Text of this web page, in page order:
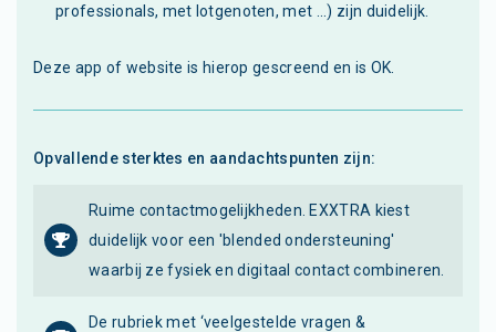
professionals, met lotgenoten, met ...) zijn duidelijk.
Deze app of website is hierop gescreend en is OK.
Opvallende sterktes en aandachtspunten zijn:
Ruime contactmogelijkheden. EXXTRA kiest
duidelijk voor een 'blended ondersteuning'
waarbij ze fysiek en digitaal contact combineren.
De rubriek met ‘veelgestelde vragen &